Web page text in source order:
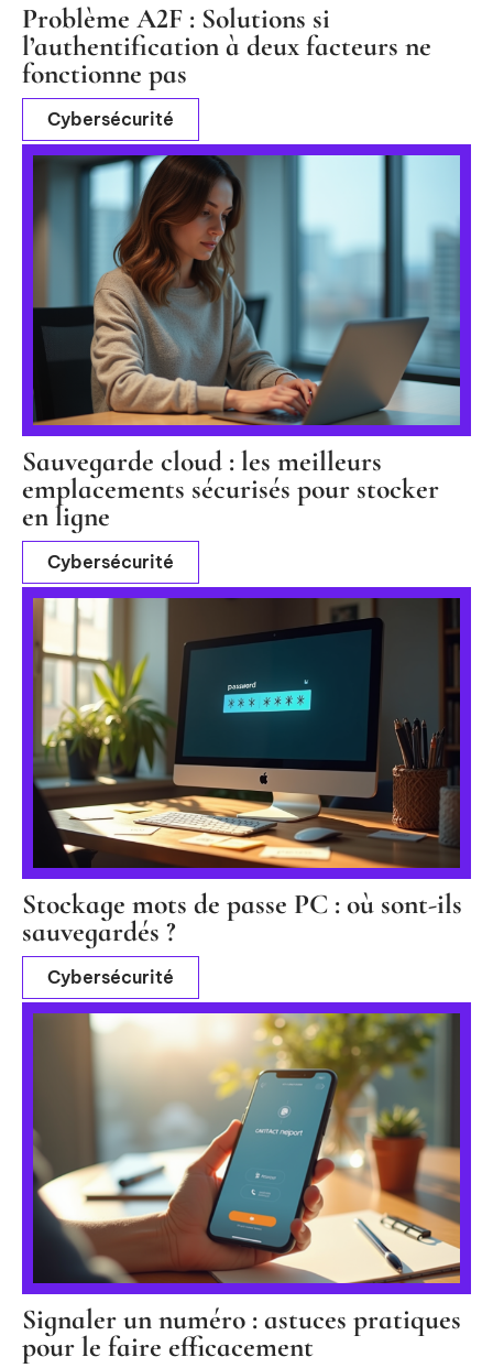
Problème A2F : Solutions si
l’authentification à deux facteurs ne
fonctionne pas
Cybersécurité
Sauvegarde cloud : les meilleurs
emplacements sécurisés pour stocker
en ligne
Cybersécurité
Stockage mots de passe PC : où sont-ils
sauvegardés ?
Cybersécurité
Signaler un numéro : astuces pratiques
pour le faire efficacement